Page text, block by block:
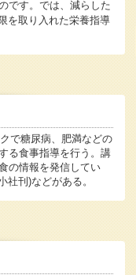
です。では、減らした
を取り入れた栄養指導
で糖尿病、肥満などの
る食事指導を行う。講
の情報を発信してい
刊)などがある。